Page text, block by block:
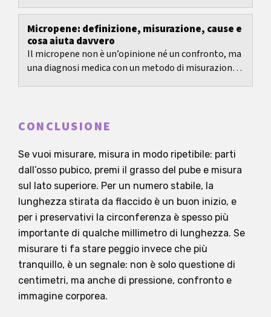
raccolte...
Micropene: definizione, misurazione, cause e
cosa aiuta davvero
Il micropene non è un’opinione né un confronto, ma
una diagnosi medica con un metodo di misurazione
CONCLUSIONE
Se vuoi misurare, misura in modo ripetibile: parti
dall’osso pubico, premi il grasso del pube e misura
sul lato superiore. Per un numero stabile, la
lunghezza stirata da flaccido è un buon inizio, e
per i preservativi la circonferenza è spesso più
importante di qualche millimetro di lunghezza. Se
misurare ti fa stare peggio invece che più
tranquillo, è un segnale: non è solo questione di
centimetri, ma anche di pressione, confronto e
immagine corporea.